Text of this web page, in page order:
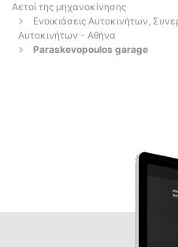
Αετοί της μηχανοκίνησης
Ενοικιάσεις Αυτοκινήτων,
Αυτοκινήτων - Αθήνα
Paraskevopoulos garage